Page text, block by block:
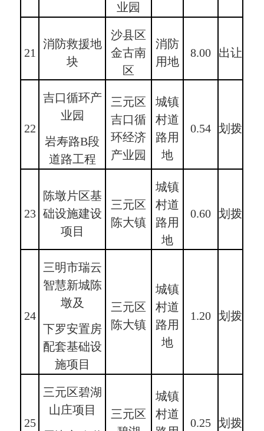
业园
21
消防救援地
块
沙县区
金古南
区
消防
用地
8.00 出让
22
吉口循环产
业园
岩寿路B段
道路工程
三元区
吉口循
环经济
产业园
城镇
村道
路用
地
0.54 划拨
23
陈墩片区基
础设施建设
项目
三元区
陈大镇
城镇
村道
路用
地
0.60 划拨
24
三明市瑞云
智慧新城陈
墩及
下罗安置房
配套基础设
施项目
三元区
陈大镇
城镇
村道
路用
地
1.20 划拨
25
三元区碧湖
山庄项目
三元区
城镇
村道
0.25 划拨